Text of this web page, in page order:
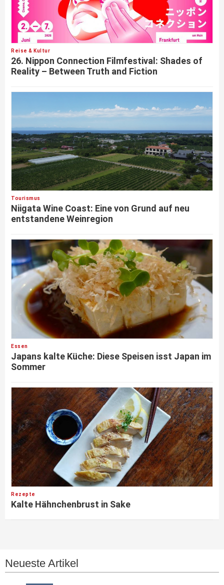
Reise & Kultur
26. Nippon Connection Filmfestival: Shades of
Reality – Between Truth and Fiction
Tourismus
Niigata Wine Coast: Eine von Grund auf neu
entstandene Weinregion
Essen
Japans kalte Küche: Diese Speisen isst Japan im
Sommer
Rezepte
Kalte Hähnchenbrust in Sake
Neueste Artikel